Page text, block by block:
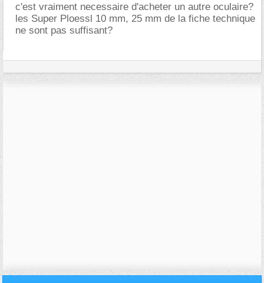
c'est vraiment necessaire d'acheter un autre oculaire?
les Super Ploessl 10 mm, 25 mm de la fiche technique
ne sont pas suffisant?